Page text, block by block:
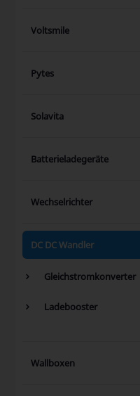
Voltsmile
Pytes
Solavita
Batterieladegeräte
Wechselrichter
DC DC Wandler
Gleichstromkonverter
Ladebooster
Wallboxen